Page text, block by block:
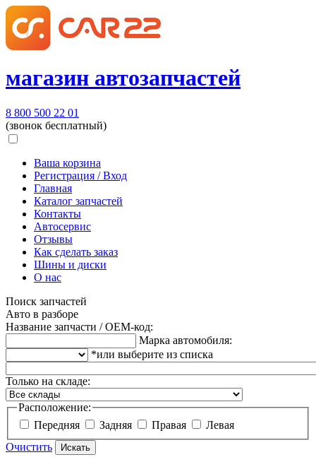
магазин автозапчастей
8 800 500 22 01
(звонок бесплатный)
Ваша корзина
Регистрация / Вход
Главная
Каталог запчастей
Контакты
Автосервис
Отзывы
Как сделать заказ
Шины и диски
О нас
Поиск запчастей
Авто в разборе
Название запчасти / OEM-код:
Марка автомобиля:
*или выберите из списка
Только на складе:
Расположение:
Передняя
Задняя Правая
Левая
Очистить